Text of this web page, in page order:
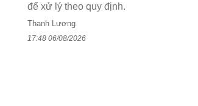
để xử lý theo quy định.
Thanh Lương
17:48 06/08/2026